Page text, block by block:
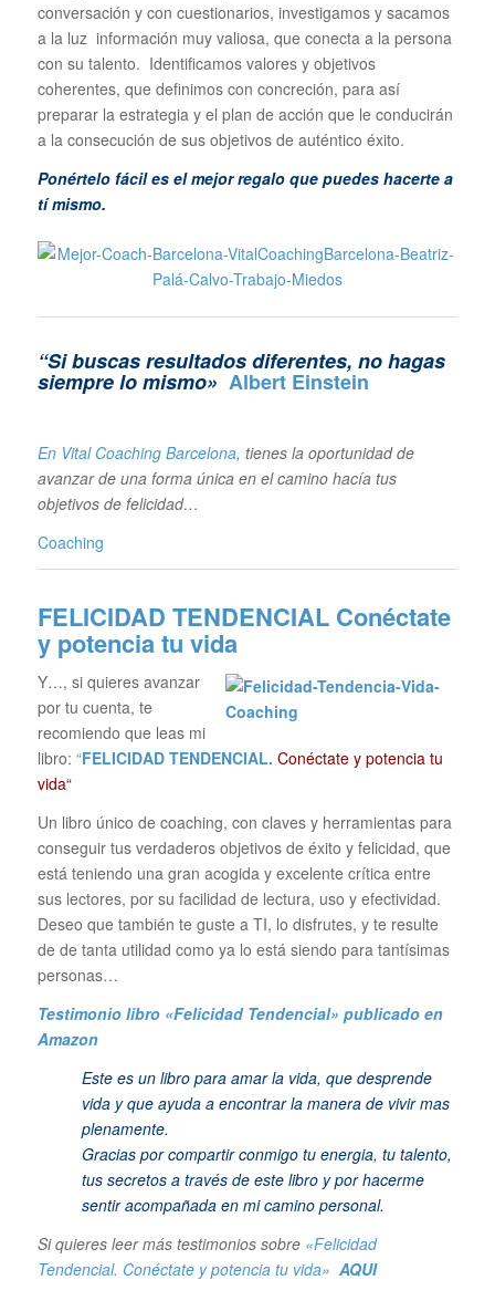
conversación y con cuestionarios, investigamos y sacamos
a la luz información muy valiosa, que conecta a la persona
con su talento. Identificamos valores y objetivos
coherentes, que definimos con concreción, para así
preparar la estrategia y el plan de acción que le conducirán
a la consecución de sus objetivos de auténtico éxito.
Ponértelo fácil es el mejor regalo que puedes hacerte a
tí mismo.
“Si buscas resultados diferentes, no hagas
siempre lo mismo» Albert Einstein
En Vital Coaching Barcelona, tienes la oportunidad de
avanzar de una forma única en el camino hacía tus
objetivos de felicidad…
Coaching
FELICIDAD TENDENCIAL Conéctate
y potencia tu vida
Y…, si quieres avanzar
por tu cuenta, te
recomiendo que leas mi
libro: “FELICIDAD TENDENCIAL. Conéctate y potencia tu
vida“
Un libro único de coaching, con claves y herramientas para
conseguir tus verdaderos objetivos de éxito y felicidad, que
está teniendo una gran acogida y excelente crítica entre
sus lectores, por su facilidad de lectura, uso y efectividad.
Deseo que también te guste a TI, lo disfrutes, y te resulte
de de tanta utilidad como ya lo está siendo para tantísimas
personas…
Testimonio libro «Felicidad Tendencial» publicado en
Amazon
Este es un libro para amar la vida, que desprende
vida y que ayuda a encontrar la manera de vivir mas
plenamente.
Gracias por compartir conmigo tu energia, tu talento,
tus secretos a través de este libro y por hacerme
sentir acompañada en mi camino personal.
Si quieres leer más testimonios sobre «Felicidad
Tendencial. Conéctate y potencia tu vida» AQUI